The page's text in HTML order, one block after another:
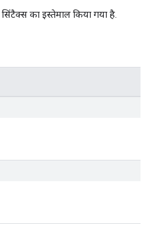
सिंटैक्स का इस्तेमाल किया गया है.